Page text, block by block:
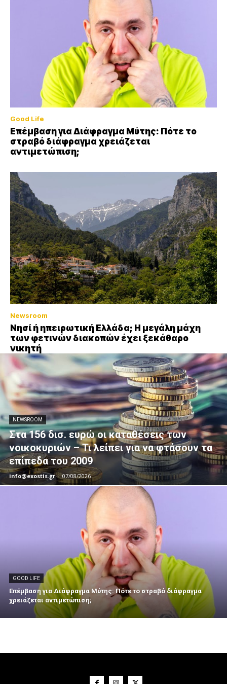
Good Life
Επέμβαση για Διάφραγμα Μύτης: Πότε το
στραβό διάφραγμα χρειάζεται
αντιμετώπιση;
Newsroom
Νησί ή ηπειρωτική Ελλάδα; Η μεγάλη μάχη
των φετινών διακοπών έχει ξεκάθαρο
νικητή
NEWSROOM
Στα 156 δισ. ευρώ οι καταθέσεις των
νοικοκυριών – Τι λείπει για να φτάσουν τα
επίπεδα του 2009
info@exostis.gr - 07/08/2026
GOOD LIFE
Επέμβαση για Διάφραγμα Μύτης: Πότε το στραβό διάφραγμα
χρειάζεται αντιμετώπιση;